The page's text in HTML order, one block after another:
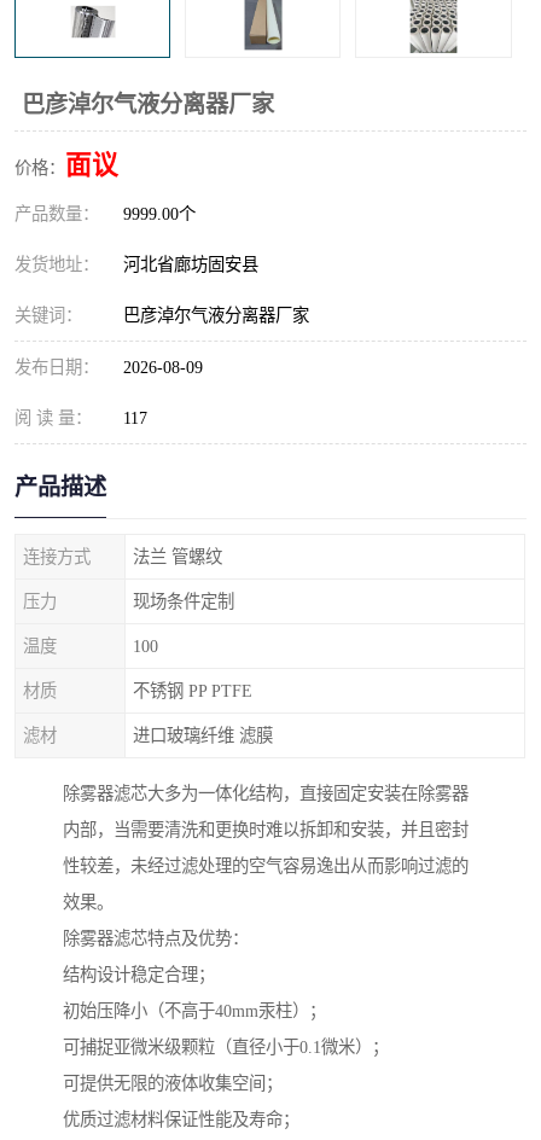
巴彦淖尔气液分离器厂家
价格： 面议
产品数量： 9999.00个
发货地址： 河北省廊坊固安县
关键词： 巴彦淖尔气液分离器厂家
发布日期： 2026-08-09
阅 读 量： 117
产品描述
连接方式 法兰 管螺纹
压力 现场条件定制
温度 100
材质 不锈钢 PP PTFE
滤材 进口玻璃纤维 滤膜
除雾器滤芯大多为一体化结构，直接固定安装在除雾器
内部，当需要清洗和更换时难以拆卸和安装，并且密封
性较差，未经过滤处理的空气容易逸出从而影响过滤的
效果。
除雾器滤芯特点及优势：
结构设计稳定合理；
初始压降小（不高于40mm汞柱）；
可捕捉亚微米级颗粒（直径小于0.1微米）；
可提供无限的液体收集空间；
优质过滤材料保证性能及寿命；